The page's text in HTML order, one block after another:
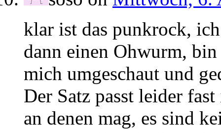
klar ist das punkrock,
dann einen Ohwurm,
mich umgeschaut und
Der Satz passt leider
an denen mag, es sind